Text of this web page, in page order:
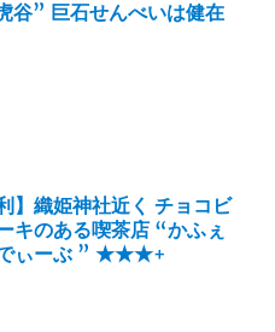
谷” 巨石せんべいは健在
利】織姫神社近く チョコビ
キのある喫茶店 “かふぇ
ぃーぶ ” ★★★+